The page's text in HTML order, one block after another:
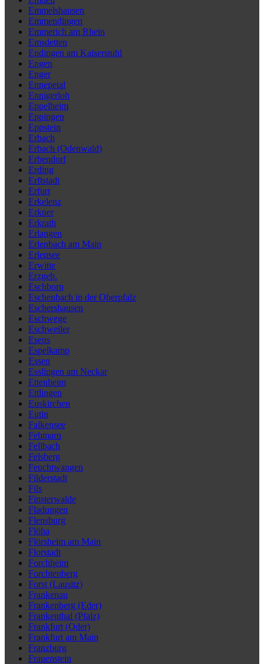
Emmelshausen
Emmendingen
Emmerich am Rhein
Emsdetten
Endingen am Kaiserstuhl
Engen
Enger
Ennepetal
Ennigerloh
Eppelheim
Eppingen
Eppstein
Erbach
Erbach (Odenwald)
Erbendorf
Erding
Erftstadt
Erfurt
Erkelenz
Erkner
Erkrath
Erlangen
Erlenbach am Main
Erlensee
Erwitte
Erzgeb.
Eschborn
Eschenbach in der Oberpfalz
Eschershausen
Eschwege
Eschweiler
Esens
Espelkamp
Essen
Esslingen am Neckar
Ettenheim
Ettlingen
Euskirchen
Eutin
Falkensee
Fehmarn
Fellbach
Felsberg
Feuchtwangen
Filderstadt
Fils
Finsterwalde
Fladungen
Flensburg
Flöha
Flörsheim am Main
Florstadt
Forchheim
Forchtenberg
Forst (Lausitz)
Frankenau
Frankenberg (Eder)
Frankenthal (Pfalz)
Frankfurt (Oder)
Frankfurt am Main
Franzburg
Frauenstein